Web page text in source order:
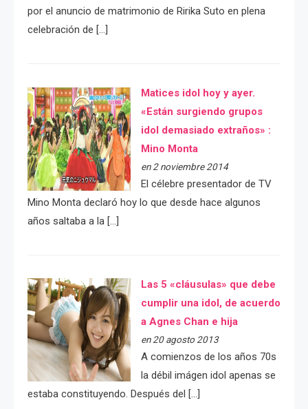
por el anuncio de matrimonio de Ririka Suto en plena
celebración de […]
Matices idol hoy y ayer.
«Están surgiendo grupos
idol demasiado extraños» :
Mino Monta
en 2 noviembre 2014
El célebre presentador de TV
Mino Monta declaró hoy lo que desde hace algunos
años saltaba a la […]
Las 5 «cláusulas» que debe
cumplir una idol, de acuerdo
a Agnes Chan e hija
en 20 agosto 2013
A comienzos de los años 70s
la débil imágen idol apenas se
estaba constituyendo. Después del […]